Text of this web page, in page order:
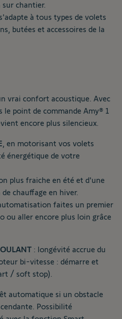
chantier.
s'adapte à tous types de volets
butées et accessoires de la
vrai confort acoustique. Avec
le point de commande Amy® 1
encore plus silencieux.
, en motorisant vos volets
énergétique de votre
plus fraiche en été et d'une
chauffage en hiver.
faites un premier
ou aller encore plus loin grâce
: longévité accrue du
bi-vitesse : démarre et
/ soft stop).
automatique si un obstacle
Possibilité